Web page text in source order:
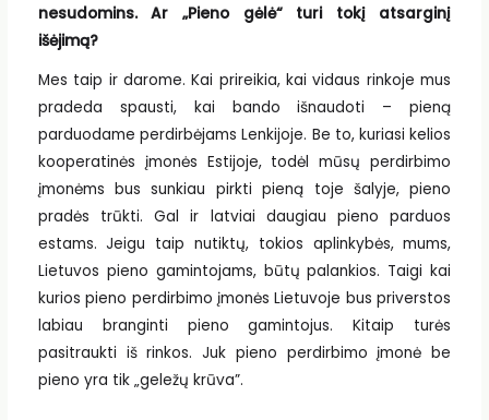
nesudomins. Ar „Pieno gėlė“ turi tokį atsarginį
išėjimą?
Mes taip ir darome. Kai prireikia, kai vidaus rinkoje mus
pradeda spausti, kai bando išnaudoti – pieną
parduodame perdirbėjams Lenkijoje. Be to, kuriasi kelios
kooperatinės įmonės Estijoje, todėl mūsų perdirbimo
įmonėms bus sunkiau pirkti pieną toje šalyje, pieno
pradės trūkti. Gal ir latviai daugiau pieno parduos
estams. Jeigu taip nutiktų, tokios aplinkybės, mums,
Lietuvos pieno gamintojams, būtų palankios. Taigi kai
kurios pieno perdirbimo įmonės Lietuvoje bus priverstos
labiau branginti pieno gamintojus. Kitaip turės
pasitraukti iš rinkos. Juk pieno perdirbimo įmonė be
pieno yra tik „geležų krūva”.